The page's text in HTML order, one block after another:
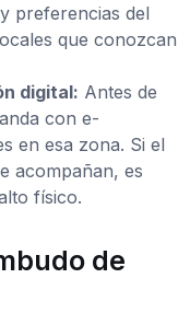
preferencias del
que conozcan
digital: Antes de
con e-
en esa zona. Si el
acompañan, es
físico.
de